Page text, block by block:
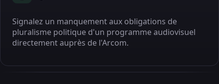
Signalez un manquement aux obligations de
pluralisme politique d'un programme audiovisuel
directement auprès de l'Arcom.